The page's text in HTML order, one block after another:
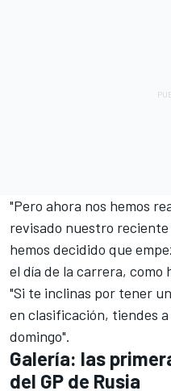
"Pero ahora nos hemos
revisado nuestro
hemos decidido que
el día de la carrera, como
"Si te inclinas por tener
en clasificación, tiendes
domingo".
Galería: las
del GP de Rusia